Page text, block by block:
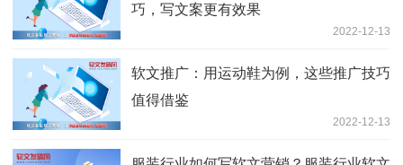
巧，写文案更有效果
2022-12-13
软文推广：用运动鞋为例，这些推广技巧
值得借鉴
2022-12-13